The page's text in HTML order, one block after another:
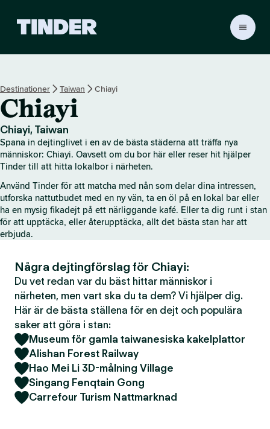
r
a
r
t
i
d
a
Destinationer Taiwan Chiayi
Chiayi
Chiayi, Taiwan
Spana in dejtinglivet i en av de bästa städerna att träffa nya
människor: Chiayi. Oavsett om du bor här eller reser hit hjälper
Tinder till att hitta lokalbor i närheten.
Använd Tinder för att matcha med nån som delar dina intressen,
utforska nattutbudet med en ny vän, ta en öl på en lokal bar eller
ha en mysig fikadejt på ett närliggande kafé. Eller ta dig runt i stan
för att upptäcka, eller återupptäcka, allt det bästa stan har att
erbjuda.
Några dejtingförslag för Chiayi:
Du vet redan var du bäst hittar människor i
närheten, men vart ska du ta dem? Vi hjälper dig.
Här är de bästa ställena för en dejt och populära
saker att göra i stan:
Museum för gamla taiwanesiska kakelplattor
Alishan Forest Railway
Hao Mei Li 3D-målning Village
Singang Fenqtain Gong
Carrefour Turism Nattmarknad